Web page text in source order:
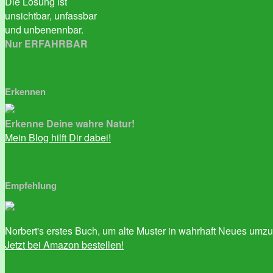
unsichtbar, unfassbar
und unbenennbar.
Nur ERFAHRBAR
Erkennen
Erkenne Deine wahre Natur!
Mein Blog hilft Dir dabei!
Empfehlung
Norbert's erstes Buch, um alte Muster in wahrhaft Neues
Jetzt bei Amazon bestellen!